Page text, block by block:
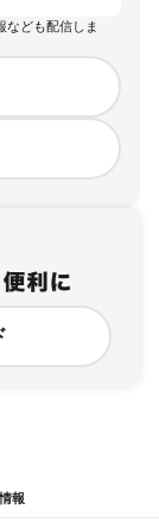
なども配信しま
報